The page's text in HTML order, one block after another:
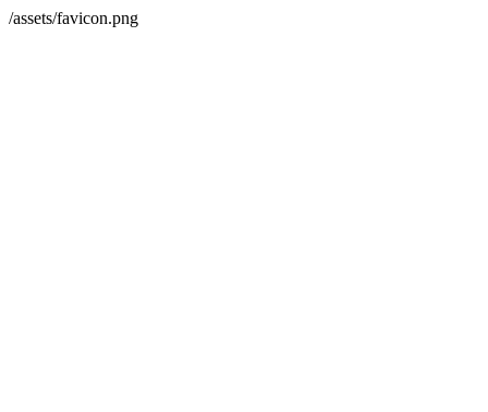
/assets/favicon.png